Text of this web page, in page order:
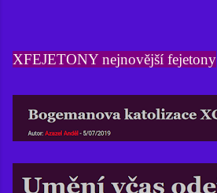
XFEJETONY nejnovější fejetony